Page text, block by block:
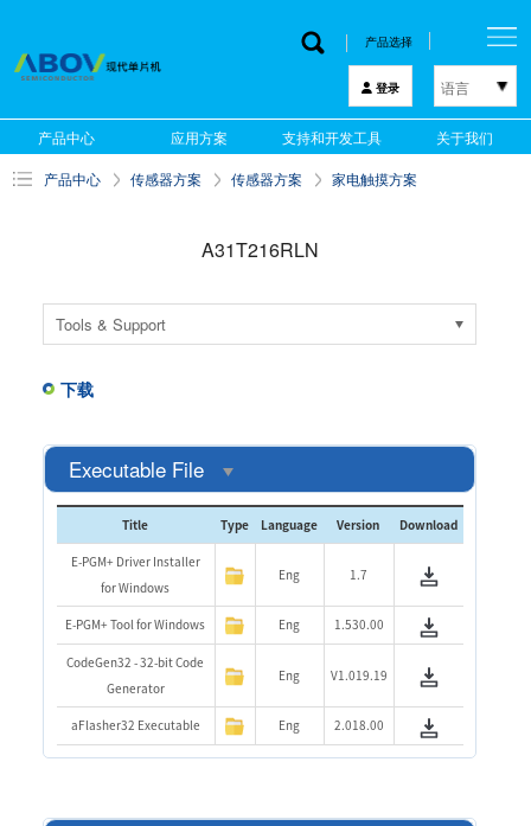
产品选择
登录 语言
한국어
English
产品中心 应用方案 支持和开发工具 关于我们
产品中心 传感器方案 传感器方案 家电触摸方案
A31T216RLN
Tools & Support
下载
Executable File
Title Type Language Version Download
E-PGM+ Driver Installer
for Windows
Eng 1.7
E-PGM+ Tool for Windows Eng 1.530.00
CodeGen32 - 32-bit Code
Generator
Eng V1.019.19
aFlasher32 Executable Eng 2.018.00